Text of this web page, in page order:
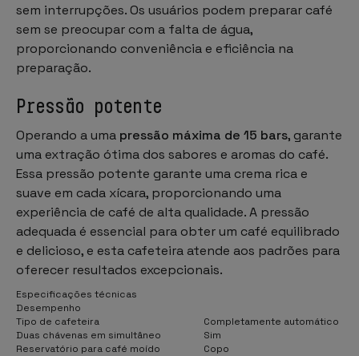
sem interrupções. Os usuários podem preparar café
sem se preocupar com a falta de água,
proporcionando conveniência e eficiência na
preparação.
Pressão potente
Operando a uma pressão máxima de 15 bars, garante
uma extração ótima dos sabores e aromas do café.
Essa pressão potente garante uma crema rica e
suave em cada xícara, proporcionando uma
experiência de café de alta qualidade. A pressão
adequada é essencial para obter um café equilibrado
e delicioso, e esta cafeteira atende aos padrões para
oferecer resultados excepcionais.
Especificações técnicas
Desempenho
Tipo de cafeteira
Completamente automático
Duas chávenas em simultâneo
Sim
Reservatório para café moído
Copo